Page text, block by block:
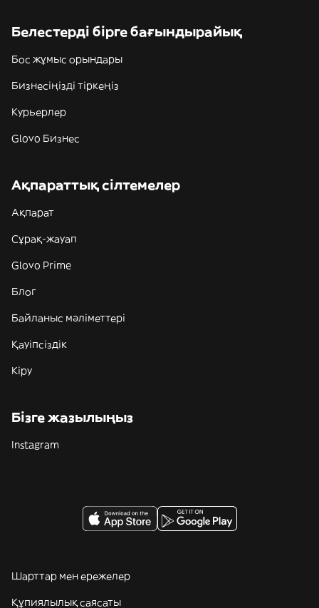
Белестерді бірге бағындырайық
Бос жұмыс орындары
Бизнесіңізді тіркеңіз
Курьерлер
Glovo Бизнес
Ақпараттық сілтемелер
Ақпарат
Сұрақ-жауап
Glovo Prime
Блог
Байланыс мәліметтері
Қауіпсіздік
Кіру
Бізге жазылыңыз
Instagram
Шарттар мен ережелер
Құпиялылық саясаты